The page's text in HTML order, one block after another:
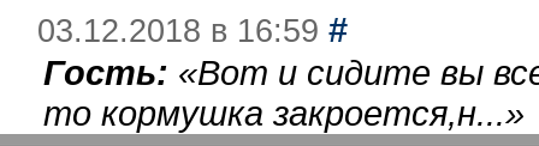
03.12.2018 в 16:59 #
Гость: «Вот и сидите вы
то кормушка закроется,н...»